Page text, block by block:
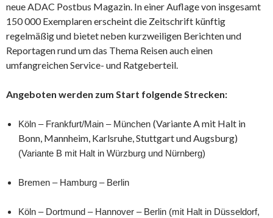
neue ADAC Postbus Magazin. In einer Auflage von insgesamt
150 000 Exemplaren erscheint die Zeitschrift künftig
regelmäßig und bietet neben kurzweiligen Berichten und
Reportagen rund um das Thema Reisen auch einen
umfangreichen Service- und Ratgeberteil.
Angeboten werden zum Start folgende Strecken:
Köln – Frankfurt/Main – München (Variante A mit Halt in
Bonn, Mannheim, Karlsruhe, Stuttgart und Augsburg)
(Variante B mit Halt in Würzburg und Nürnberg)
Bremen – Hamburg – Berlin
Köln – Dortmund – Hannover – Berlin (mit Halt in Düsseldorf,